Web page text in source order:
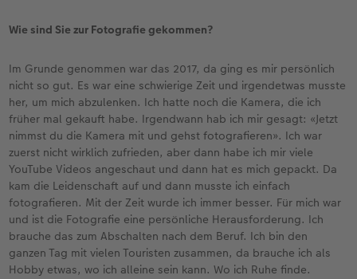
Wie sind Sie zur Fotografie gekommen?
Im Grunde genommen war das 2017, da ging es mir persönlich
nicht so gut. Es war eine schwierige Zeit und irgendetwas musste
her, um mich abzulenken. Ich hatte noch die Kamera, die ich
früher mal gekauft habe. Irgendwann hab ich mir gesagt: «Jetzt
nimmst du die Kamera mit und gehst fotografieren». Ich war
zuerst nicht wirklich zufrieden, aber dann habe ich mir viele
YouTube Videos angeschaut und dann hat es mich gepackt. Da
kam die Leidenschaft auf und dann musste ich einfach
fotografieren. Mit der Zeit wurde ich immer besser. Für mich war
und ist die Fotografie eine persönliche Herausforderung. Ich
brauche das zum Abschalten nach dem Beruf. Ich bin den
ganzen Tag mit vielen Touristen zusammen, da brauche ich als
Hobby etwas, wo ich alleine sein kann. Wo ich Ruhe finde.